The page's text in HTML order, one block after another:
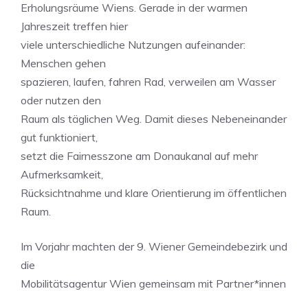
Erholungsräume Wiens. Gerade in der warmen
Jahreszeit treffen hier
viele unterschiedliche Nutzungen aufeinander:
Menschen gehen
spazieren, laufen, fahren Rad, verweilen am Wasser
oder nutzen den
Raum als täglichen Weg. Damit dieses Nebeneinander
gut funktioniert,
setzt die Fairnesszone am Donaukanal auf mehr
Aufmerksamkeit,
Rücksichtnahme und klare Orientierung im öffentlichen
Raum.
Im Vorjahr machten der 9. Wiener Gemeindebezirk und
die
Mobilitätsagentur Wien gemeinsam mit Partner*innen